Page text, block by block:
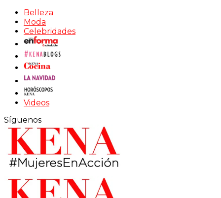
Belleza
Moda
Celebridades
Videos
Síguenos